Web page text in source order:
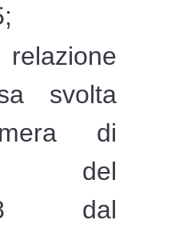
svolta
di
del
dal